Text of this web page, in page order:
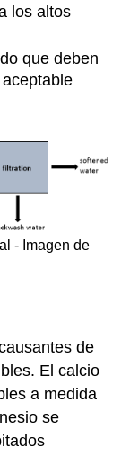
los altos
que deben
- Imagen de
de
El calcio
a medida
se